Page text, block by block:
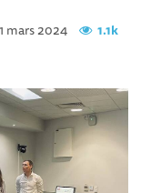
mars 2024 1.1k